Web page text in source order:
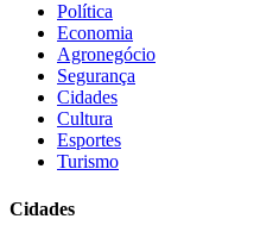
Política
Economia
Agronegócio
Segurança
Cidades
Cultura
Esportes
Turismo
Cidades